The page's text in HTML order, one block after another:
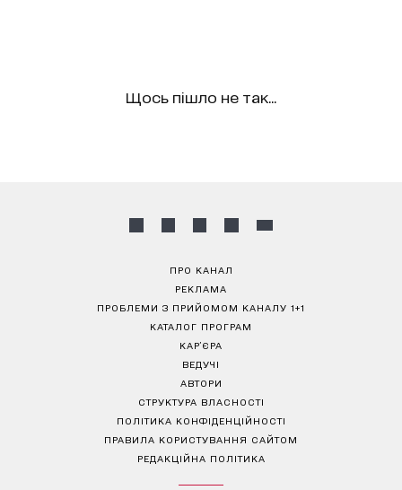
Щось пішло не так...
ПРО КАНАЛ
РЕКЛАМА
ПРОБЛЕМИ З ПРИЙОМОМ КАНАЛУ 1+1
КАТАЛОГ ПРОГРАМ
КАР’ЄРА
ВЕДУЧІ
АВТОРИ
СТРУКТУРА ВЛАСНОСТІ
ПОЛІТИКА КОНФІДЕНЦІЙНОСТІ
ПРАВИЛА КОРИСТУВАННЯ САЙТОМ
РЕДАКЦІЙНА ПОЛІТИКА